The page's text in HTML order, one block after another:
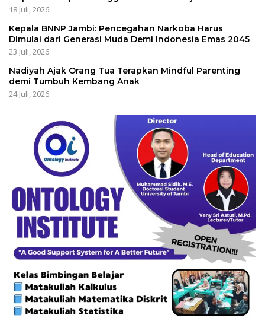
18 Juli, 2026
Kepala BNNP Jambi: Pencegahan Narkoba Harus
Dimulai dari Generasi Muda Demi Indonesia Emas 2045
23 Juli, 2026
Nadiyah Ajak Orang Tua Terapkan Mindful Parenting
demi Tumbuh Kembang Anak
24 Juli, 2026